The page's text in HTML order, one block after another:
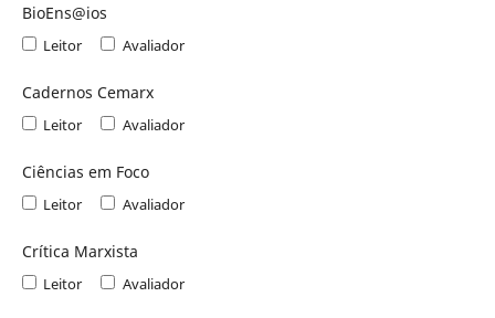
BioEns@ios
Leitor Avaliador
Cadernos Cemarx
Leitor Avaliador
Ciências em Foco
Leitor Avaliador
Crítica Marxista
Leitor Avaliador